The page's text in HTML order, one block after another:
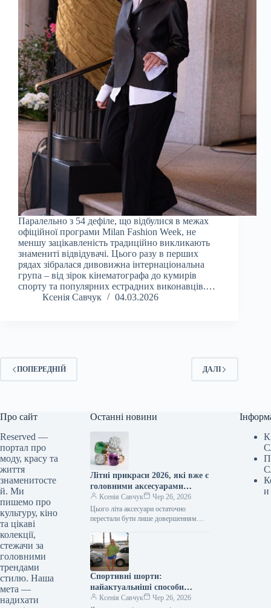
Паралельно з 54 дефіле, що відбулися в межах
офіційної програми Milan Fashion Week, не
меншу зацікавленість традиційно викликають
знамениті відвідувачі. Цього разу в перших
рядах зібралася дивовижна інтернаціональна
група – від зірок кінематографа до кумирів
спорту та популярних естрадних виконавців.…
Ксенія Савчук
04.03.2026
ПОПЕРЕДНІЙ ДАЛІ
Про сайт
Reserved —
портал про
моду, красу та
життя
знаменитосте
й. Ми
пишемо про
культуру, кіно
та цікаві
колекції,
стежачи за
головними
трендами
стилю. Наша
мета —
надихати
Останні новини
Літні прикраси 2026, які вже є
головними аксесуарами
сезону, носять усі модниці.
Ксенія Савчук
Чер 26, 2026
Цього літа аксесуари остаточно
перестали бути лише довершенням
визначають його настрій. Великі
фактурні браслети, солідні…
Спортивні шорти:
найактуальніші способи
носити їх цієї миті
Ксенія Савчук
Чер 26, 2026
и